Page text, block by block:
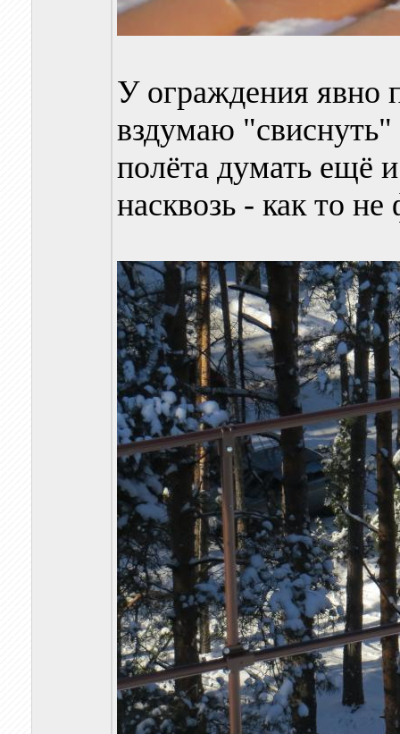
У ограждения явно
вздумаю "свиснуть"
полёта думать ещё
насквозь - как то